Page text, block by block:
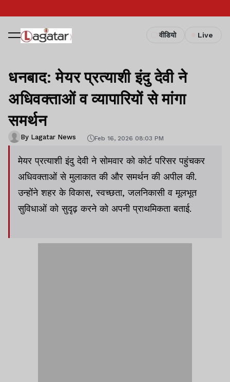
वीडियो Live
धनबाद: मेयर प्रत्याशी इंदु देवी ने
अधिवक्ताओं व व्यापारियों से मांगा
समर्थन
By Lagatar News Feb 16, 2026 08:03 PM
मेयर प्रत्याशी इंदु देवी ने सोमवार को कोर्ट परिसर पहुंचकर
अधिवक्ताओं से मुलाकात की और समर्थन की अपील की.
उन्होंने शहर के विकास, स्वच्छता, जलनिकासी व मूलभूत
सुविधाओं को सुदृढ़ करने को अपनी प्राथमिकता बताई.